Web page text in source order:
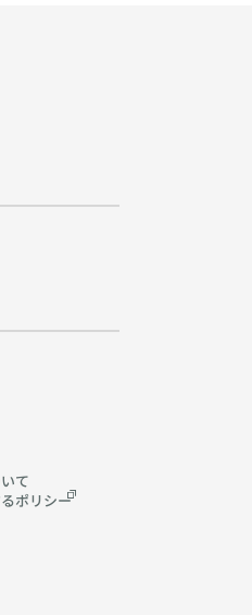
て
ポリシー